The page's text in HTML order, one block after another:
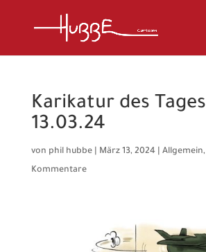
Karikatur des Tages
13.03.24
von phil hubbe| März 13, 2024| Allgemein,
Kommentare